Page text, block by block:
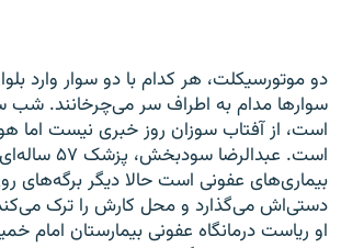
دو موتورسیکلت، هر کدام با دو سوار وارد
است، از آفتاب سوزان روز خبری نیست اما
است. عبدالرضا
بیماری‌های عفونی است حالا دیگر برگه‌های
دستی‌اش می‌گذارد و محل کارش را ترک
او ریاست درمانگاه عفونی بیمارستان امام